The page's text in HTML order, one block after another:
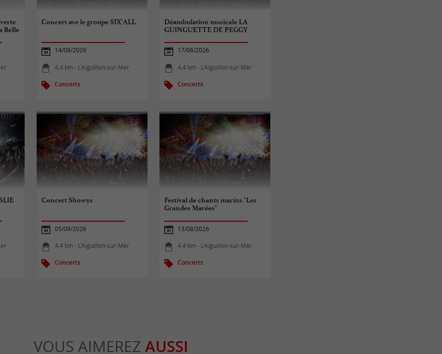
Belle
Concert ave le groupe SIX'ALL
14/08/2026
4,4 km - L'Aiguillon-sur-Mer
Concerts
Déambulation musicale LA
GUINGUETTE DE PEGGY
17/08/2026
4,4 km - L'Aiguillon-sur-Mer
Concerts
Concert Showys
05/09/2026
4,4 km - L'Aiguillon-sur-Mer
Concerts
Festival de chants marins "Les
Grandes Marées"
13/08/2026
4,4 km - L'Aiguillon-sur-Mer
Concerts
VOUS AIMEREZ AUSSI